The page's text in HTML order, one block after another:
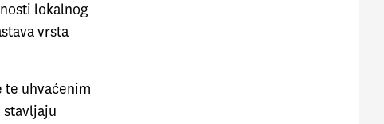
lokalnog
vrsta
uhvaćenim